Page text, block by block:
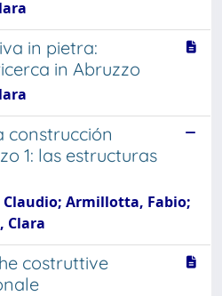
in pietra:
in Abruzzo
construcción
1: las estructuras
Claudio; Armillotta, Fabio;
Clara
costruttive